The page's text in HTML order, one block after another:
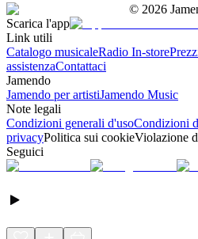
© 2026
Scarica l'app
Link utili
Catalogo musicaleRadio In-store
assistenzaContattaci
Jamendo
Jamendo per artistiJamendo Music
Note legali
Condizioni generali d'usoCondizioni
privacyPolitica sui cookieViolazione
Seguici